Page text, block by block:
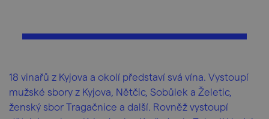
18 vinařů z Kyjova a okolí představí svá vína. Vystoupí
mužské sbory z Kyjova, Nětčic, Sobůlek a Želetic,
ženský sbor Tragačnice a další. Rovněž vystoupí